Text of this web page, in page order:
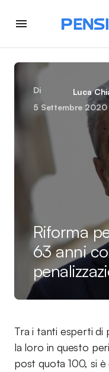
Di
Luca
5 Settembre 2020
Riforma
63 anni
Tra i tanti esperti di
la loro in questo
post quota 100, si